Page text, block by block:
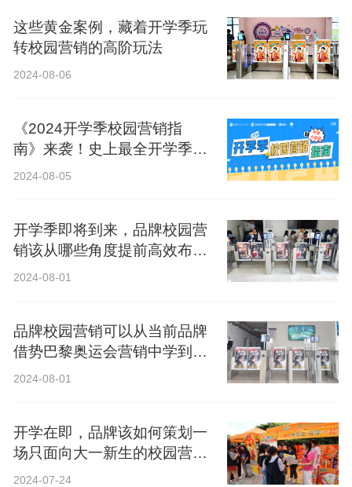
这些黄金案例，藏着开学季玩
转校园营销的高阶玩法
2024-08-06
《2024开学季校园营销指
南》来袭！史上最全开学季营
销攻略！
2024-08-05
开学季即将到来，品牌校园营
销该从哪些角度提前高效布
局？
2024-08-01
品牌校园营销可以从当前品牌
借势巴黎奥运会营销中学到什
么？
2024-08-01
开学在即，品牌该如何策划一
场只面向大一新生的校园营
销？
2024-07-24